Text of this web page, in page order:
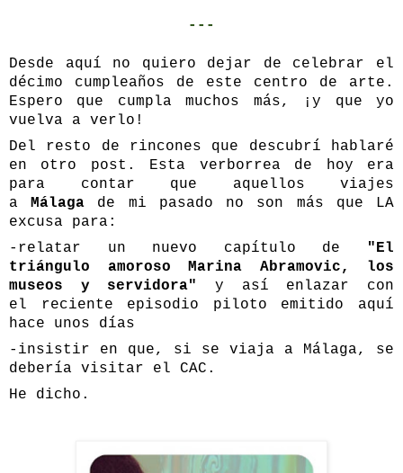
---
Desde aquí no quiero dejar de celebrar el
décimo cumpleaños de este centro de arte.
Espero que cumpla muchos más, ¡y que yo
vuelva a verlo!
Del resto de rincones que descubrí hablaré
en otro post. Esta verborrea de hoy era
para contar que aquellos viajes
aMálaga de mi pasado no son más que LA
excusa para:
-relatar un nuevo capítulo de
"El
triángulo amoroso Marina Abramovic, los
museos y servidora"
y así enlazar con
el
reciente episodio piloto emitido aquí
hace unos días
-insistir en que, si se viaja a Málaga, se
debería visitar el CAC.
He dicho.